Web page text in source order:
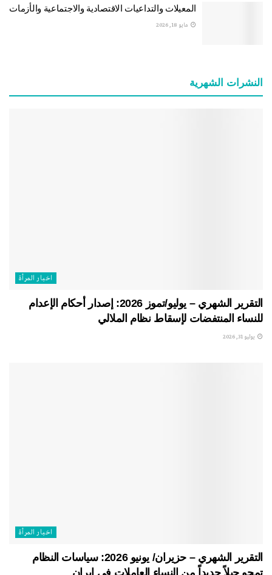
المعيلات والتداعيات الاقتصادية والاجتماعية والأزمات
مايو 18, 2026
النشرات الشهریة
اخبار المرأة
التقرير الشهري – يوليو/تموز 2026: إصدار أحكام الإعدام
للنساء المنتفضات لإسقاط نظام الملالي
يوليو 31, 2026
اخبار المرأة
التقرير الشهري – حزيران/ يونيو 2026: سياسات النظام